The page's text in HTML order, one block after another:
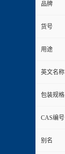
品牌
货号
用途
英文名称
包装规格
CAS编号
别名